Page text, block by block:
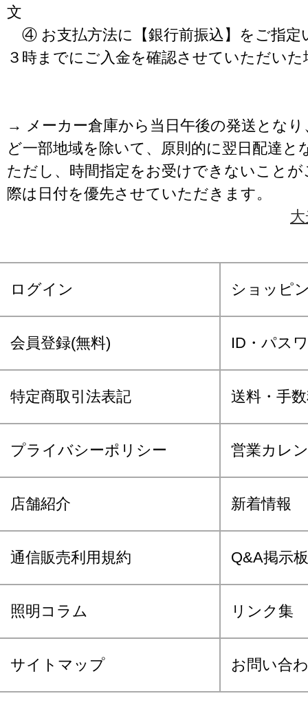
文
④ お支払方法に【銀行前振込】をご指定
３時までにご入金を確認させていただいた
→ メーカー倉庫から当日午後の発送となり
ど一部地域を除いて、原則的に翌日配達と
ただし、時間指定をお受けできないこと
際は日付を優先させていただきます。
ログイン ショッピ
会員登録(無料) ID・パス
特定商取引法表記 送料・手
プライバシーポリシー 営業カレ
店舗紹介 新着情報
通信販売利用規約 Q&A掲示板
照明コラム リンク集
サイトマップ お問い合